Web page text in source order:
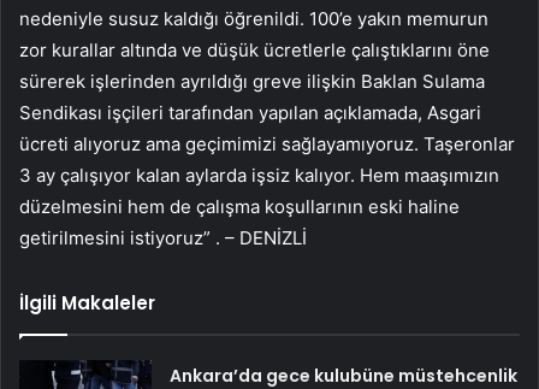
nedeniyle susuz kaldığı öğrenildi. 100’e yakın memurun
zor kurallar altında ve düşük ücretlerle çalıştıklarını öne
sürerek işlerinden ayrıldığı greve ilişkin Baklan Sulama
Sendikası işçileri tarafından yapılan açıklamada, Asgari
ücreti alıyoruz ama geçimimizi sağlayamıyoruz. Taşeronlar
3 ay çalışıyor kalan aylarda işsiz kalıyor. Hem maaşımızın
düzelmesini hem de çalışma koşullarının eski haline
getirilmesini istiyoruz” . – DENİZLİ
İlgili Makaleler
Ankara’da gece kulubüne müstehcenlik